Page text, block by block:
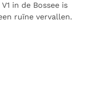
in de Bossee is
ruïne vervallen.